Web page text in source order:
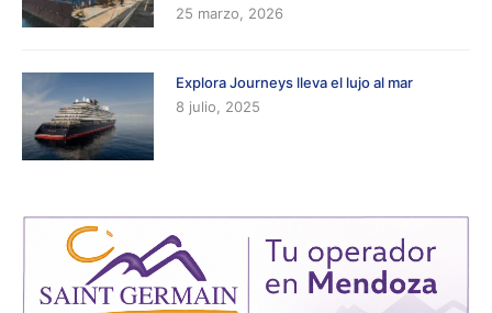
25 marzo, 2026
Explora Journeys lleva el lujo al mar
8 julio, 2025